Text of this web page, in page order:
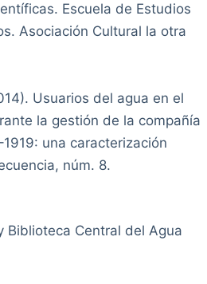
Escuela de Estudios
Asociación Cultural la otra
Usuarios del agua en el
la gestión de la compañía
una caracterización
núm. 8.
Biblioteca Central del Agua